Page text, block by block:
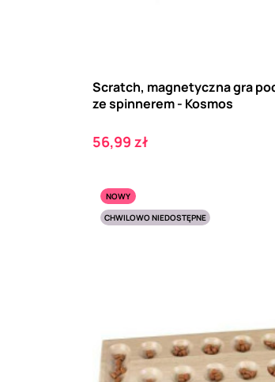
Scratch, magnetyczna gra
ze spinnerem - Kosmos
Cena
56,99 zł
NOWY
CHWILOWO NIEDOSTĘPNE